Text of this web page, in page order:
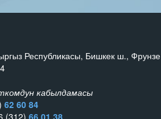
Республикасы, Бишкек ш., Фрунзе
кабылдамасы
62 60 84
(312) 66 01 38